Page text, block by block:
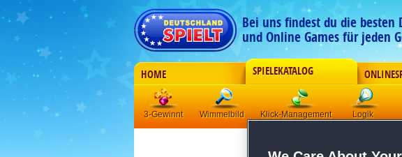
Bei uns findest du die besten
und Online Games für jeden
HOME SPIELEKATALOG
3-Gewinnt Wimmelbild Klick-Management Logik
Der